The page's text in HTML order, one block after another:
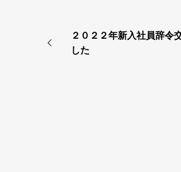
２０２２年新入社員辞令
した